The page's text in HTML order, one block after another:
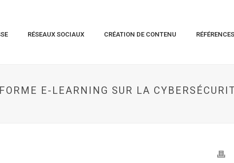
RÉSEAUX SOCIAUX CRÉATION DE CONTENU
E-LEARNING SUR LA